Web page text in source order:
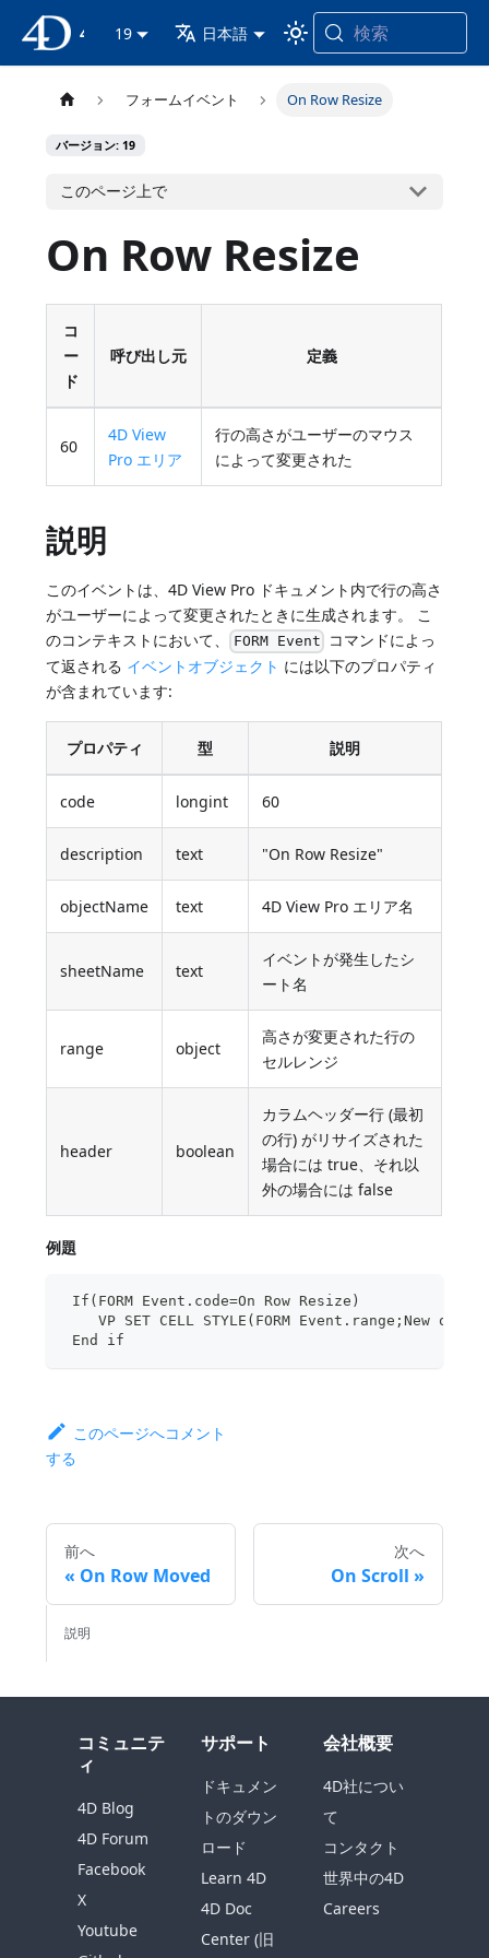
19 日本語 検索
フォームイベント On Row Resize
バージョン: 19
このページ上で
On Row Resize
コ
ー
ド
呼び出し元 定義
60
4D View
Pro エリア
行の高さがユーザーのマウス
によって変更された
説明
このイベントは、4D View Pro ドキュメント内で行の高さ
がユーザーによって変更されたときに生成されます。 こ
のコンテキストにおいて、 FORM Event コマンドによっ
て返される イベントオブジェクト には以下のプロパティ
が含まれています:
プロパティ 型 説明
code longint 60
description text "On Row Resize"
objectName text 4D View Pro エリア名
sheetName text
イベントが発生したシ
ート名
range object
高さが変更された行の
セルレンジ
header boolean
カラムヘッダー行 (最初
の行) がリサイズされた
場合には true、それ以
外の場合には false
例題
If(FORM Event.code=On Row Resize)
VP SET CELL STYLE(FORM Event.range;New
End if
このページへコメント
する
前へ
On Row Moved
次へ
On Scroll
説明
コミュニテ
ィ
4D Blog
4D Forum
Facebook
X
Youtube
サポート
ドキュメン
トのダウン
ロード
Learn 4D
4D Doc
Center (旧
会社概要
4D社につい
て
コンタクト
世界中の4D
Careers